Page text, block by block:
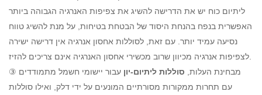
ליתיום כוח יש את הדרישה להשיג את צפיפות האנרגיה הגבוהה ביותר
האפשרית בנפח בהנחת היסוד של הבטחת בטיחות, על מנת להשיג טווח
נסיעה עמיד יותר. עם זאת, לסוללות אחסון אנרגיה אין דרישה ישירה
③ מבחינת העלות, סוללות ליתיום-יון עבור יישומי חשמל מתמודדים
עם תחרות ממקורות מסורתיים המונעים על ידי דלק, ואילו סוללות